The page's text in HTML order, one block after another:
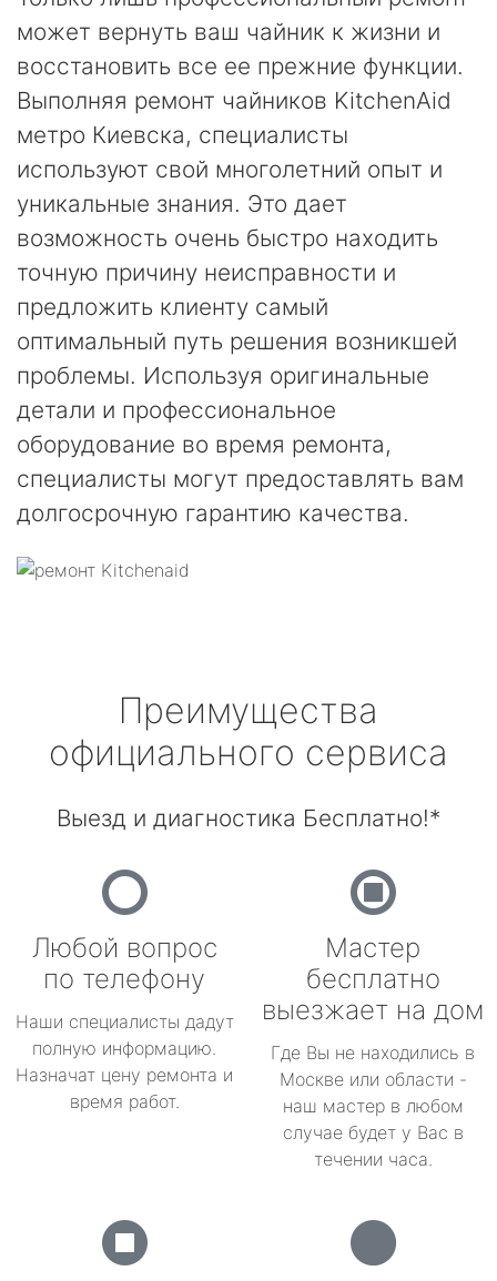
может вернуть ваш чайник к жизни и
восстановить все ее прежние функции.
Выполняя ремонт чайников KitchenAid
метро Киевска, специалисты
используют свой многолетний опыт и
уникальные знания. Это дает
возможность очень быстро находить
точную причину неисправности и
предложить клиенту самый
оптимальный путь решения возникшей
проблемы. Используя оригинальные
детали и профессиональное
оборудование во время ремонта,
специалисты могут предоставлять вам
долгосрочную гарантию качества.
Преимущества
официального сервиса
Выезд и диагностика Бесплатно!*
Любой вопрос
по телефону
Наши специалисты дадут
полную информацию.
Назначат цену ремонта и
время работ.
Мастер
бесплатно
выезжает на дом
Где Вы не находились в
Москве или области -
наш мастер в любом
случае будет у Вас в
течении часа.